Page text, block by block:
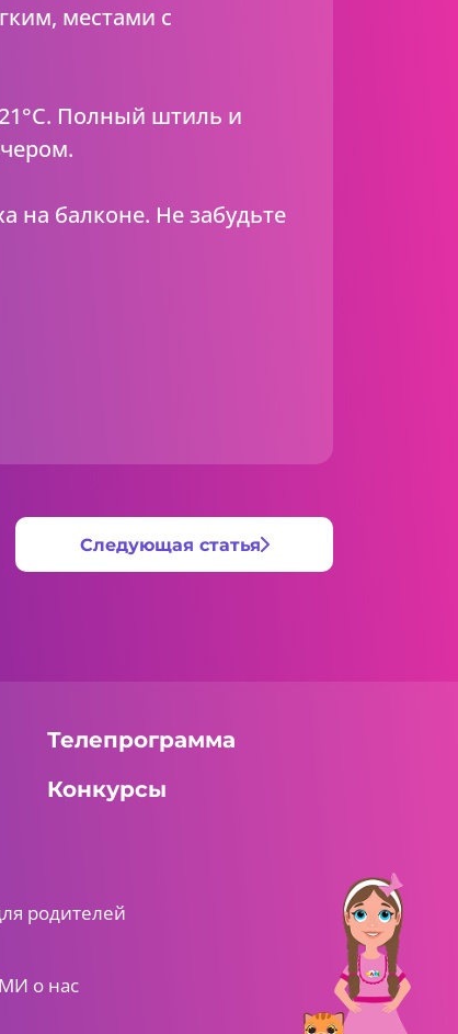
местами с
Полный штиль и
на балконе. Не забудьте
Следующая статья
Телепрограмма
Конкурсы
родителей
о нас